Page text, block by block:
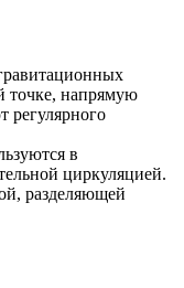
точке, напрямую
регулярного
в
циркуляцией.
разделяющей